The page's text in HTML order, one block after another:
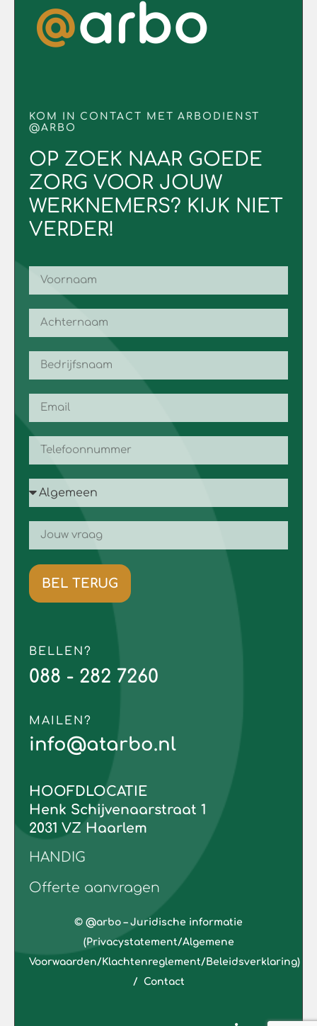
KOM IN CONTACT MET ARBODIENST
@ARBO
OP ZOEK NAAR GOEDE
ZORG VOOR JOUW
WERKNEMERS? KIJK NIET
VERDER!
BEL TERUG
088 - 282 7260
BELLEN?
info@atarbo.nl
MAILEN?
HOOFDLOCATIE
Henk Schijvenaarstraat 1
2031 VZ Haarlem
HANDIG
Offerte aanvragen
© @arbo – Juridische informatie
(Privacystatement/Algemene
Voorwaarden/Klachtenreglement/Beleidsverklaring)
/ Contact